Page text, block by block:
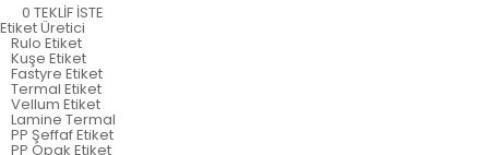
0 TEKLİF İSTE
EtiketÜretici
Rulo Etiket
Kuşe Etiket
Fastyre Etiket
Termal Etiket
Vellum Etiket
Lamine Termal
PP Şeffaf Etiket
PP Opak Etiket